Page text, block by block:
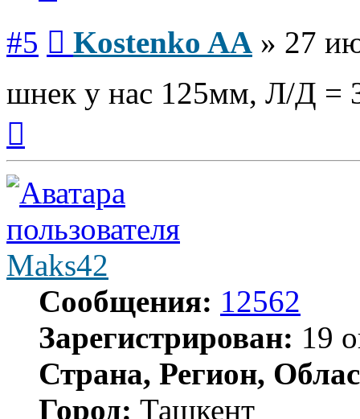
#5 Kostenko AA » 27
шнек у нас 125мм, Л/Д =
началу
Maks42
Сообщения: 12562
Зарегистрирован: 19
Страна, Регион,
Город: Ташкент